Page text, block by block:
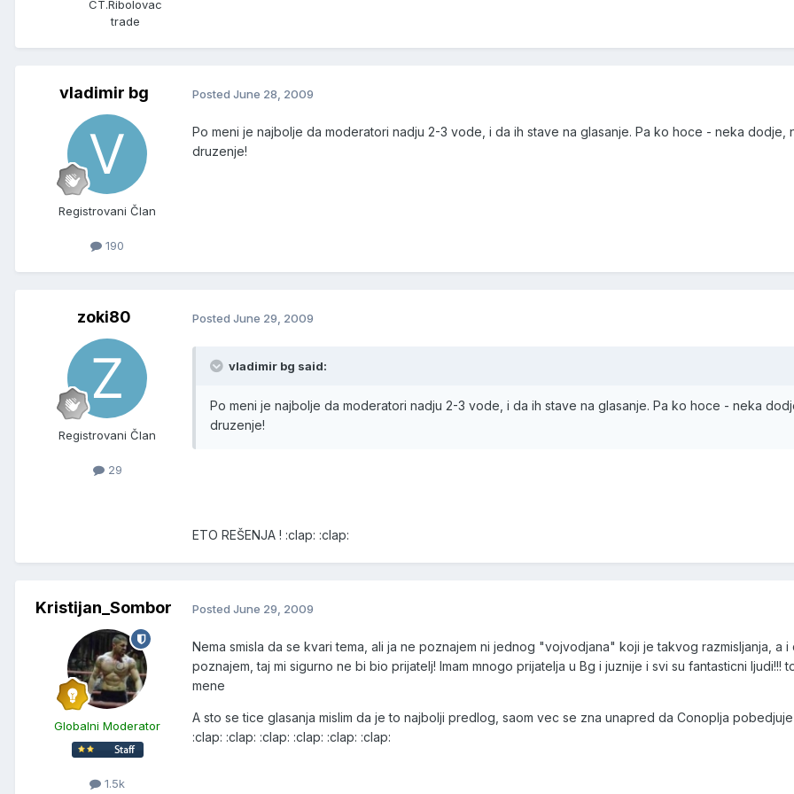
CT.Ribolovac
trade
vladimir bg
Registrovani Član
190
Posted June 28, 2009
Po meni je najbolje da moderatori nadju 2-3 vode, i da ih stave na glasanje. Pa ko hoce - neka dodje,
druzenje!
zoki80
Registrovani Član
29
Posted June 29, 2009
vladimir bg said:
Po meni je najbolje da moderatori nadju 2-3 vode, i da ih stave na glasanje. Pa ko hoce - neka
druzenje!
ETO REŠENJA ! :clap: :clap:
Kristijan_Sombor
Globalni Moderator
1.5k
Posted June 29, 2009
Nema smisla da se kvari tema, ali ja ne poznajem ni jednog "vojvodjana" koji je takvog razmisljanja, a i
poznajem, taj mi sigurno ne bi bio prijatelj! Imam mnogo prijatelja u Bg i juznije i svi su fantasticni ljudi!!!
mene
A sto se tice glasanja mislim da je to najbolji predlog, saom vec se zna unapred da Conoplja
:clap: :clap: :clap: :clap: :clap: :clap: